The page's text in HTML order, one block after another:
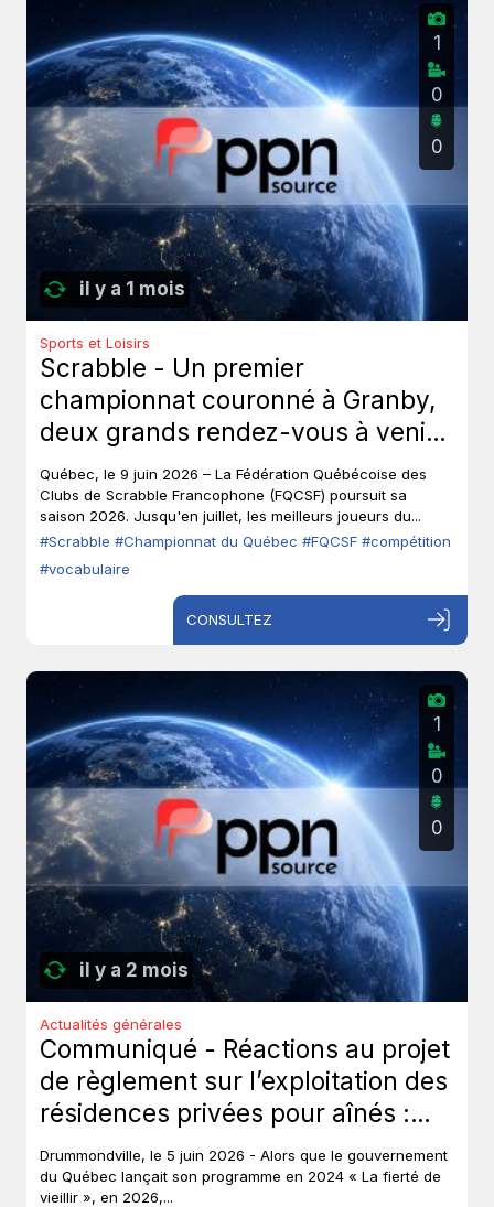
il y a 1 mois
1
0
0
Sports et Loisirs
Scrabble - Un premier
championnat couronné à Granby,
deux grands rendez-vous à venir
au Québec.
Québec, le 9 juin 2026 – La Fédération Québécoise des
Clubs de Scrabble Francophone (FQCSF) poursuit sa
saison 2026. Jusqu'en juillet, les meilleurs joueurs du...
#Scrabble #Championnat du Québec #FQCSF #compétition
#vocabulaire
CONSULTEZ
il y a 2 mois
1
0
0
Actualités générales
Communiqué - Réactions au projet
de règlement sur l’exploitation des
résidences privées pour aînés :
Les aînés ont-ils toujours leur droit
de parole?
Drummondville, le 5 juin 2026 - Alors que le gouvernement
du Québec lançait son programme en 2024 « La fierté de
vieillir », en 2026,...